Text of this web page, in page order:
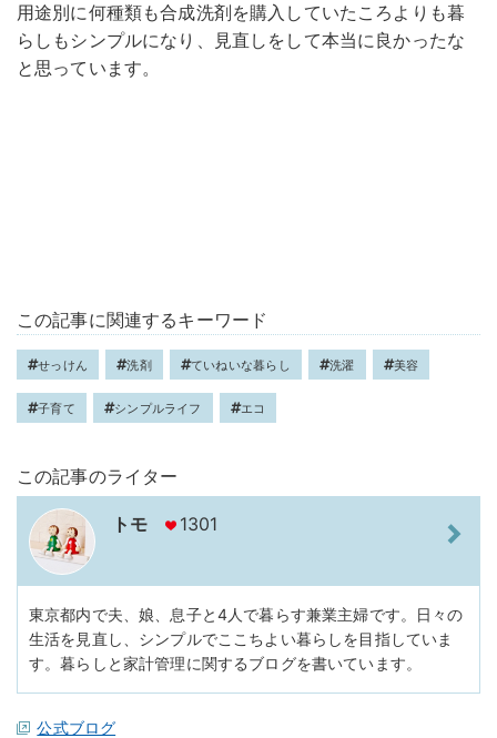
用途別に何種類も合成洗剤を購入していたころよりも暮
らしもシンプルになり、見直しをして本当に良かったな
と思っています。
この記事に関連するキーワード
せっけん 洗剤 ていねいな暮らし 洗濯 美容
子育て シンプルライフ エコ
この記事のライター
トモ 1301
東京都内で夫、娘、息子と4人で暮らす兼業主婦です。日々の
生活を見直し、シンプルでここちよい暮らしを目指していま
す。暮らしと家計管理に関するブログを書いています。
公式ブログ